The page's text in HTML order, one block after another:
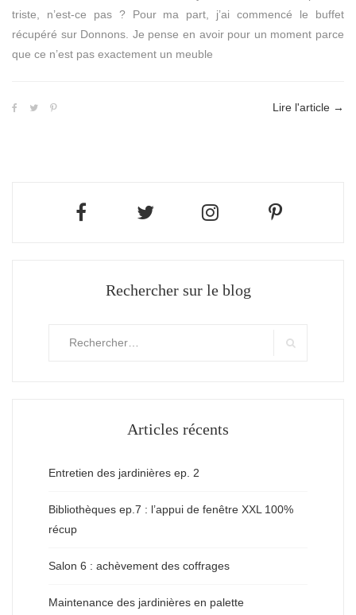
triste, n’est-ce pas ? Pour ma part, j’ai commencé le buffet
récupéré sur Donnons. Je pense en avoir pour un moment parce
que ce n’est pas exactement un meuble
Lire l'article →
Rechercher sur le blog
Articles récents
Entretien des jardinières ep. 2
Bibliothèques ep.7 : l’appui de fenêtre XXL 100%
récup
Salon 6 : achèvement des coffrages
Maintenance des jardinières en palette